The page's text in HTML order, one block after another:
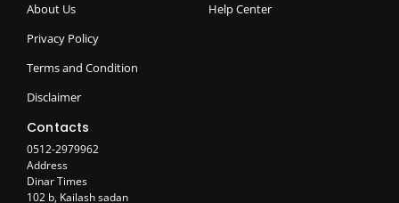
About Us
Privacy Policy
Terms and Condition
Disclaimer
Help Center
Contacts
0512-2979962
Address
Dinar Times
102 b, Kailash sadan